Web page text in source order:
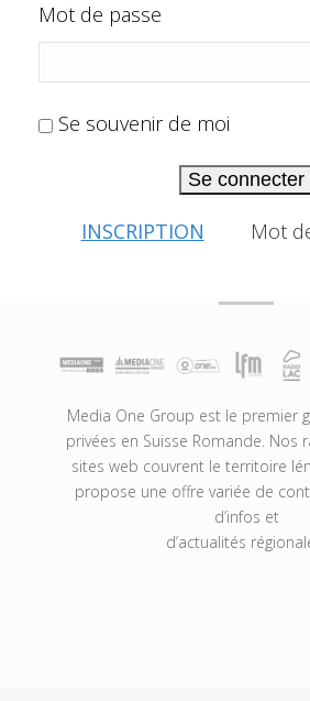
Mot de passe
Se souvenir de moi
Se connecter
INSCRIPTION Mot
Media One Group est le premier
privées en Suisse Romande. Nos
sites web couvrent le territoire
propose une offre variée de
d’infos et
d’actualités